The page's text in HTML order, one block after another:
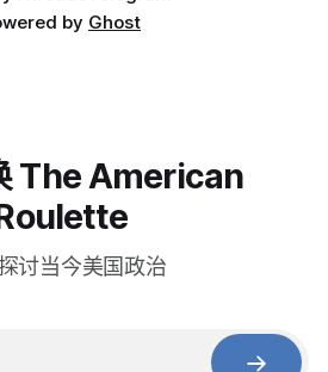
by Ghost
The American
讨当今美国政治